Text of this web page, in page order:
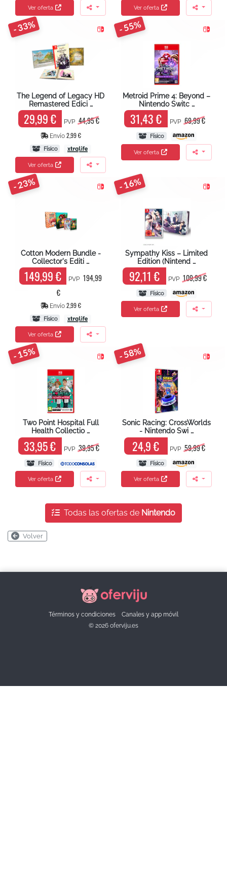
Ver oferta Ver oferta
- 33%
The Legend of Legacy HD
Remastered Edici …
29,99 € PVP 44,95 €
Envío 2,99 €
Físico
Ver oferta
- 55%
Metroid Prime 4: Beyond –
Nintendo Switc …
31,43 € PVP 69,99 €
Físico
Ver oferta
- 23%
Cotton Modern Bundle -
Collector's Editi …
149,99 € PVP 194,99
€
Envío 2,99 €
Físico
Ver oferta
- 16%
Sympathy Kiss – Limited
Edition (Nintend …
92,11 € PVP 109,99 €
Físico
Ver oferta
- 15%
Two Point Hospital Full
Health Collectio …
33,95 € PVP 39,95 €
Físico
Ver oferta
- 58%
Sonic Racing: CrossWorlds
- Nintendo Swi …
24,9 € PVP 59,99 €
Físico
Ver oferta
Todas las ofertas de Nintendo
Volver
Términos y condiciones
Canales y app móvil
© 2026 oferviju.es